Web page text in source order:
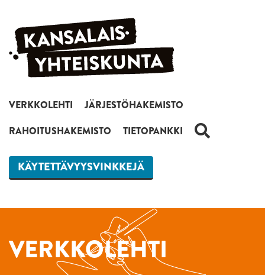
Siirry sisältöön
VERKKOLEHTI
JÄRJESTÖHAKEMISTO
RAHOITUSHAKEMISTO
TIETOPANKKI HAKU
KÄYTETTÄVYYSVINKKEJÄ
VERKKOLEHTI